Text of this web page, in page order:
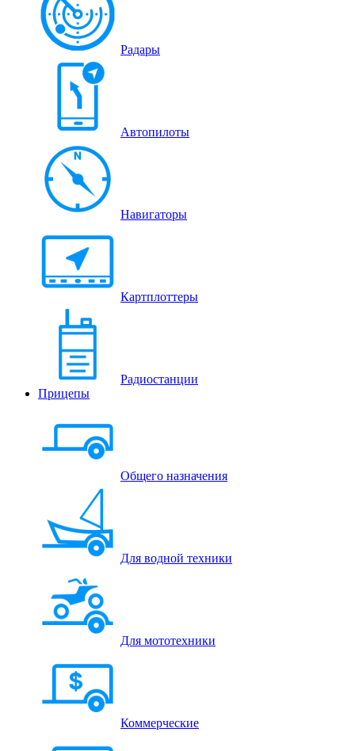
Радары
Автопилоты
Навигаторы
Картплоттеры
Радиостанции
Прицепы
Общего назначения
Для водной техники
Для мототехники
Коммерческие